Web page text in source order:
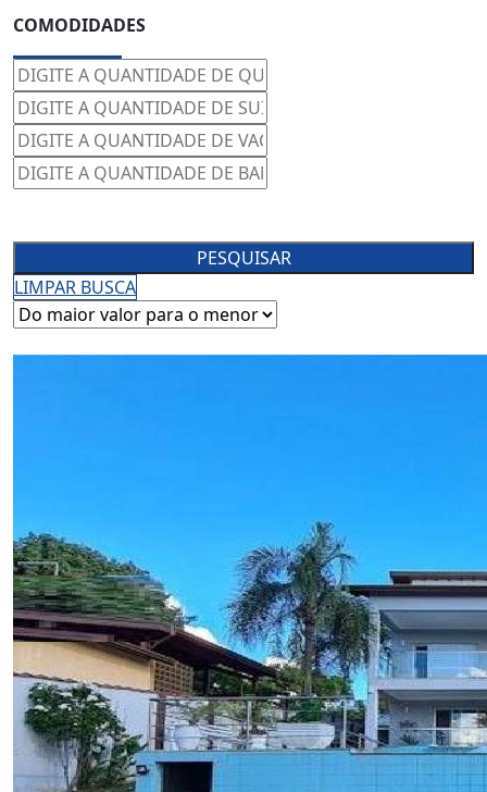
COMODIDADES
PESQUISAR
LIMPAR BUSCA